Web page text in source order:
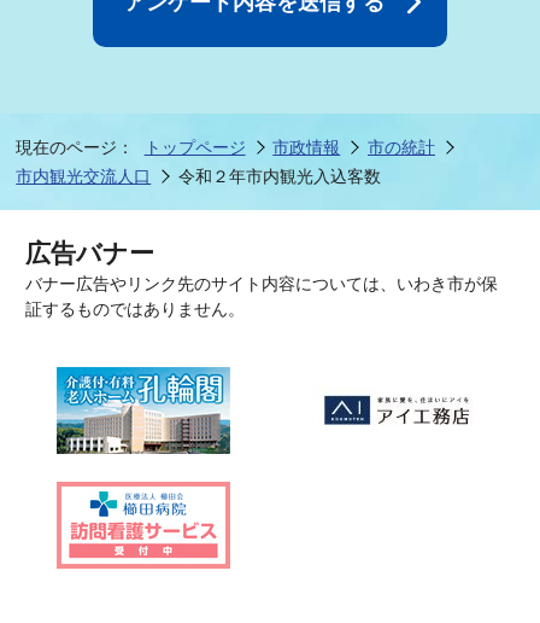
現在のページ： トップページ 市政情報
市の統計
市内観光交流人口
令和２年市内観光入込客数
広告バナー
バナー広告やリンク先のサイト内容については、いわき市が保
証するものではありません。